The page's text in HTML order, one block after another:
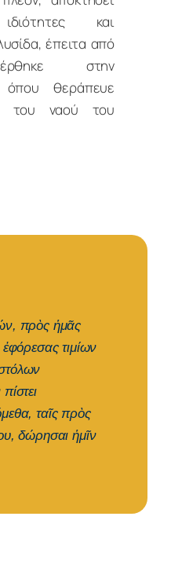
και
έπειτα από
στην
όπου θεράπευε
του ναού του
πρὸς ἡμᾶς
τιμίων
ταῖς πρὸς
δώρησαι ἡμῖν